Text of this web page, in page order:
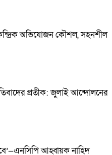
অভিযোজন কৌশল, সহনশীল
প্রতীক: জুলাই আন্দোলনের
আহ্বায়ক নাহিদ